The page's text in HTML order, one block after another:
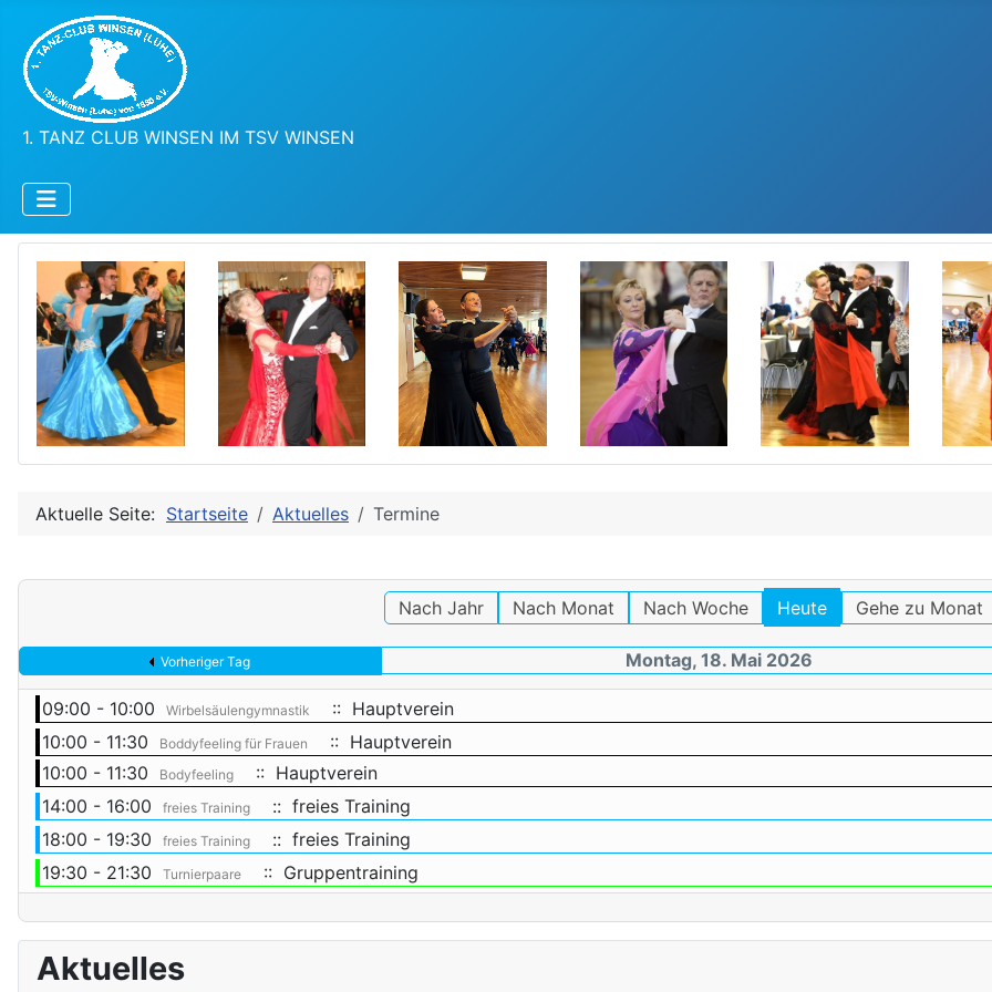
1. TANZ CLUB WINSEN IM TSV WINSEN
Aktuelle Seite: Startseite Aktuelles Termine
Nach Jahr Nach Monat Nach Woche Heute Gehe zu Monat
Vorheriger Tag Montag, 18. Mai 2026
09:00 - 10:00 Wirbelsäulengymnastik
:: Hauptverein
10:00 - 11:30
Boddyfeeling für Frauen
:: Hauptverein
10:00 - 11:30
Bodyfeeling
:: Hauptverein
14:00 - 16:00
freies Training
:: freies Training
18:00 - 19:30
freies Training
:: freies Training
19:30 - 21:30
Turnierpaare :: Gruppentraining
Aktuelles